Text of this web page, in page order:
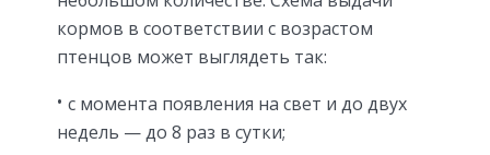
кормов в соответствии с возрастом
птенцов может выглядеть так:
с момента появления на свет и до двух
недель — до 8 раз в сутки;